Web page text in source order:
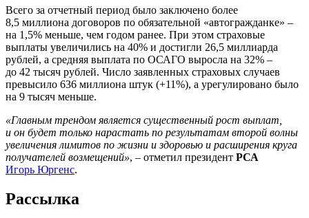
Всего за отчетный период было заключено более
8,5 миллиона договоров по обязательной «автогражданке» –
на 1,5% меньше, чем годом ранее. При этом страховые
выплаты увеличились на 40% и достигли 26,5 миллиарда
рублей, а средняя выплата по ОСАГО выросла на 32% –
до 42 тысяч рублей. Число заявленных страховых случаев
превысило 636 миллиона штук (+11%), а урегулировано было
на 9 тысяч меньше.
«Главным трендом является существенный рост выплат,
и он будет только нарастать по результатам второй волны
увеличения лимитов по жизни и здоровью и расширения круга
получателей возмещений», ‒ отметил президент РСА
Игорь Юргенс.
Рассылка